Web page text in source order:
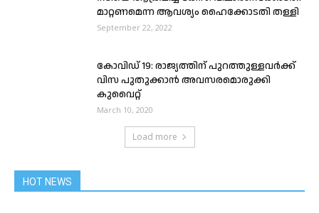
മാറ്റണമെന്ന ആവശ്യം ഹൈക്കോടതി തള്ളി
September 22, 2022
കോവിഡ് 19: രാജ്യത്തിന് പുറത്തുള്ളവർക്ക്
വിസ പുതുക്കാൻ അവസരമൊരുക്കി
കുവൈറ്റ്
March 10, 2020
Load more
HOT NEWS